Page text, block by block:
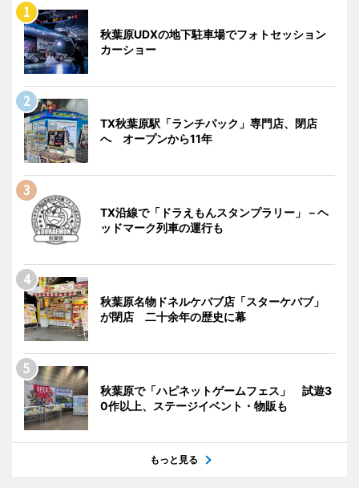
秋葉原UDXの地下駐車場でフォトセッション
カーショー
TX秋葉原駅「ランチパック」専門店、閉店
へ オープンから11年
TX沿線で「ドラえもんスタンプラリー」－ヘ
ッドマーク列車の運行も
秋葉原名物ドネルケバブ店「スターケバブ」
が閉店 二十余年の歴史に幕
秋葉原で「ハピネットゲームフェス」 試遊3
0作以上、ステージイベント・物販も
もっと見る